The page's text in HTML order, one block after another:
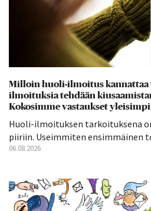
Milloin huoli-ilmoitus kannattaa
ilmoituksia tehdään
Kokosimme vastaukset
Huoli-ilmoituksen tarkoituksena
piiriin. Useimmiten ensimmäinen
06.08.2026